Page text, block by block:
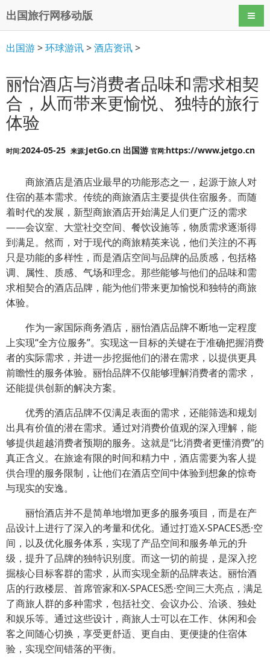
出国旅行网移动版 导航
出国游>环球游讯>酒店资讯>
丽怡酒店与消费者品味和需求相契
合，从而带来更愉悦、独特的旅行
体验
时间:2024-05-25 来源:JetGo.cn 出国游 官网:https://www.jetgo.cn
商旅酒店是酒店业最早的功能形态之一，起源于旅人对
住宿的基本需求。传统的商旅酒店主要提供住宿服务。而随
着时代的发展，新型商旅酒店开始满足人们更广泛的需求
——会议室、大堂社交空间、餐饮设施等，物质需求逐渐得
到满足。然而，对于现代的商旅精英来说，他们关注的不再
只是功能的多样性，而是酒店空间与品牌的品质感，包括格
调、属性、质感、气场和理念。那些能够与他们的品味和需
求相契合的酒店品牌，能为他们带来更加愉悦和独特的商旅
体验。
作为一家国际商务酒店，丽怡酒店品牌不断地一定程度
上实现“全方位服务”。实现这一目标的关键在于准确把握消费
者的实际需求，并进一步挖掘他们的潜在需求，以提供更具
前瞻性的服务体验。丽怡品牌不仅能够理解消费者的需求，
还能提供创新的解决方案。
优秀的酒店品牌不仅满足表面的需求，还能筛选和规划
出具有价值的潜在需求。通过对消费价值观的深入理解，能
够提供超越消费者预期的服务。这就是“比消费者更懂消费”的
真正含义。在旅途有限的时间和精力中，酒店需要为客人提
供合理的服务限制，让他们在酒店空间中体验到想象的惊奇
与现实的安逸。
丽怡酒店并不是简单地增加更多的服务项目，而是在产
品设计上进行了深入的考量和优化。通过打造X-SPACES悉·空
间，以及优化服务体系，实现了产品空间和服务单元的升
级，提升了品牌的独特识别度。而这一切的前提，是深入挖
掘核心目标客群的需求，从而实现全新的品牌表达。丽怡酒
店的行政楼层、首席管家和X-SPACES悉·空间三大亮点，满足
了商旅人群的多种需求，包括社交、会议办公、洽谈、独处
和娱乐等。通过这些设计，商旅人士可以在工作、休闲和会
客之间随心切换，享受更舒适、更自由、更便捷的住宿体
验，实现空间错落的平衡。